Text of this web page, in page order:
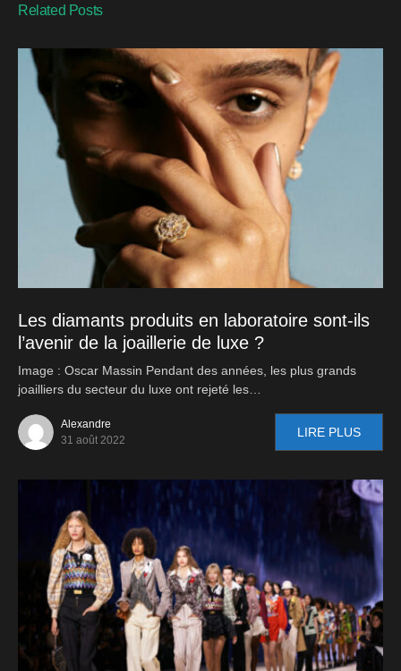
Related Posts
Les diamants produits en laboratoire sont-ils
l’avenir de la joaillerie de luxe ?
Image : Oscar Massin Pendant des années, les plus grands
joailliers du secteur du luxe ont rejeté les…
Alexandre
31 août 2022
LIRE PLUS